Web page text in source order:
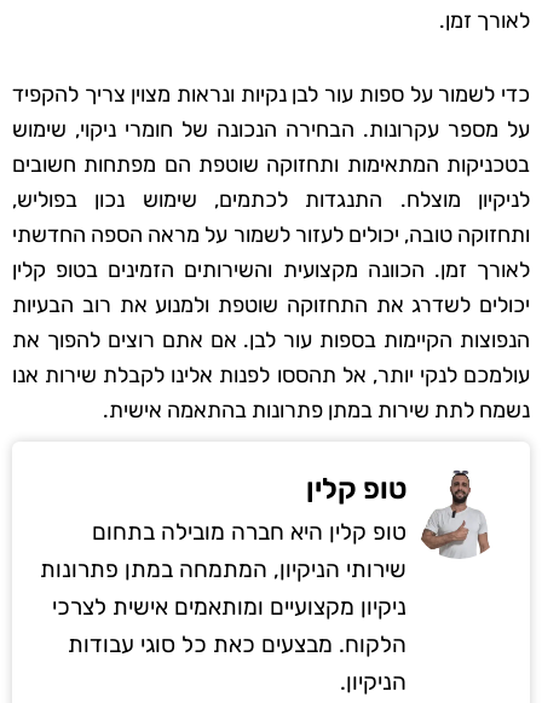
לאורך זמן.
כדי לשמור על ספות עור לבן נקיות ונראות מצוין צריך להקפיד
על מספר עקרונות. הבחירה הנכונה של חומרי ניקוי, שימוש
בטכניקות המתאימות ותחזוקה שוטפת הם מפתחות חשובים
לניקיון מוצלח. התנגדות לכתמים, שימוש נכון בפוליש,
ותחזוקה טובה, יכולים לעזור לשמור על מראה הספה החדשתי
לאורך זמן. הכוונה מקצועית והשירותים הזמינים בטופ קלין
יכולים לשדרג את התחזוקה שוטפת ולמנוע את רוב הבעיות
הנפוצות הקיימות בספות עור לבן. אם אתם רוצים להפוך את
עולמכם לנקי יותר, אל תהססו לפנות אלינו לקבלת שירות אנו
נשמח לתת שירות במתן פתרונות בהתאמה אישית.
טופ קלין
טופ קלין היא חברה מובילה בתחום
שירותי הניקיון, המתמחה במתן פתרונות
ניקיון מקצועיים ומותאמים אישית לצרכי
הלקוח. מבצעים כאת כל סוגי עבודות
הניקיון.